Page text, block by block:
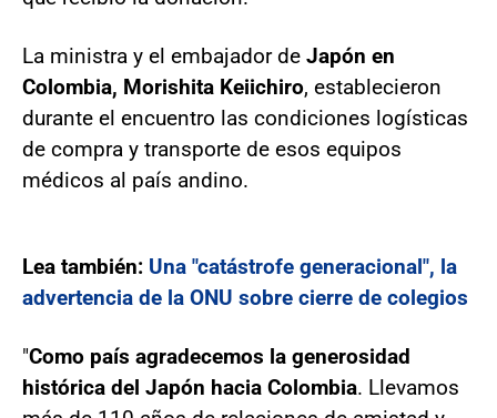
La ministra y el embajador de Japón en
Colombia, Morishita Keiichiro, establecieron
durante el encuentro las condiciones logísticas
de compra y transporte de esos equipos
médicos al país andino.
Lea también: Una "catástrofe generacional", la
advertencia de la ONU sobre cierre de colegios
"Como país agradecemos la generosidad
histórica del Japón hacia Colombia. Llevamos